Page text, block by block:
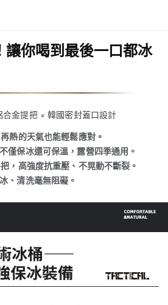
讓你喝到最後一口都冰
金提把 × 韓國密封蓋口設計
再熱的天氣也能輕鬆應對。
僅保冰還可保溫，露營四季通用 。
，高強度抗重壓、不晃動不斷裂 。
、清洗毫無阻礙 。